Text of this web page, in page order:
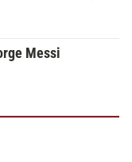
Messi